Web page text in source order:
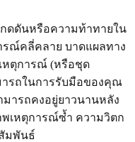
ดดันหรือความท้าทายใน
รณ์คลี่คลาย บาดแผลทาง
หตุการณ์ (หรือชุด
ารถในการรับมือของคุณ
มารถคงอยู่ยาวนานหลัง
พเหตุการณ์ซ้ำ ความวิตก
มพันธ์